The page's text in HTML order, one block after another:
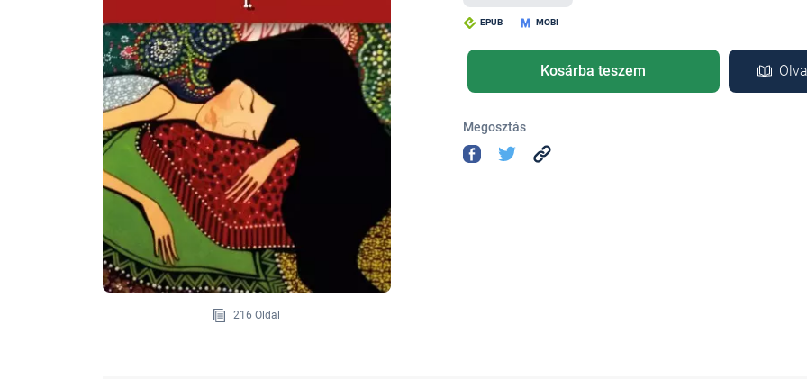
216 Oldal
EPUB MOBI
Kosárba teszem
Megosztás